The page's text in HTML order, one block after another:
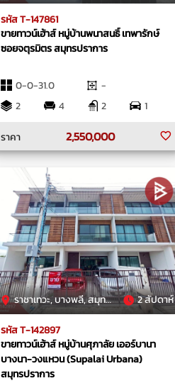
รหัส T-147861
ขายทาวน์เฮ้าส์ หมู่บ้านพนาสนธิ์ เทพารักษ์
ซอยจตุรมิตร สมุทรปราการ
0-0-31.0
-
2
4 2
1
ราคา
2,550,000
ราชาเทวะ, บางพลี, สมุทรปราการ 2 สัปดาห์
รหัส T-142897
ขายทาวน์เฮ้าส์ หมู่บ้านศุภาลัย เออร์บานา
บางนา-วงแหวน (Supalai Urbana)
สมุทรปราการ